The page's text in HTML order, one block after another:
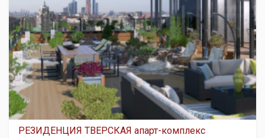
РЕЗИДЕНЦИЯ ТВЕРСКАЯ апарт-комплекс